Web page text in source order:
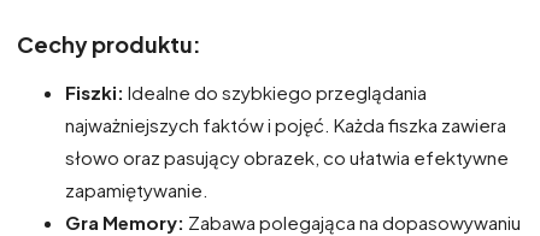
Cechy produktu:
Fiszki: Idealne do szybkiego przeglądania
najważniejszych faktów i pojęć. Każda fiszka zawiera
słowo oraz pasujący obrazek, co ułatwia efektywne
zapamiętywanie.
Gra Memory: Zabawa polegająca na dopasowywaniu